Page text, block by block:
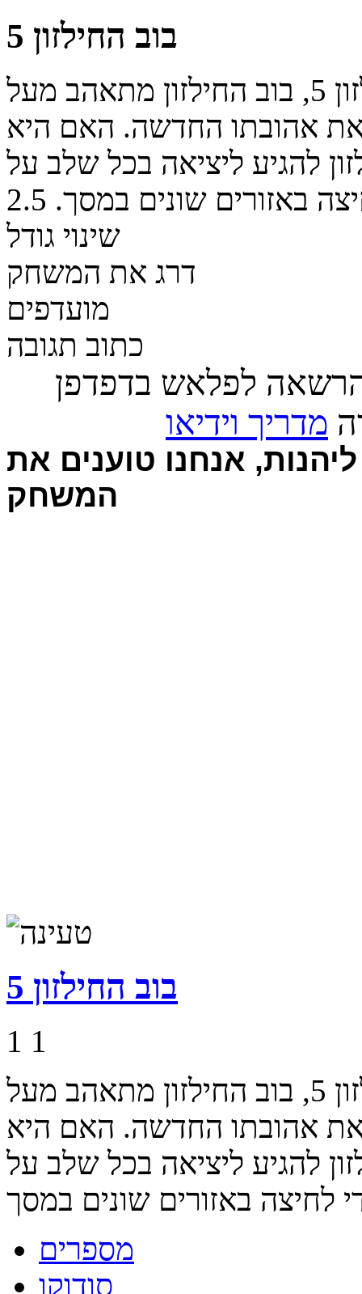
בוב החילזון 5
בהרפתקה החדשה של בוב החילזון 5, בוב החילזון מתאהב מעל
אהובתו החדשה. האם היא
להגיע ליציאה בכל שלב על
באזורים שונים במסך. 2.5
שינוי גודל
דרג את המשחק
מועדפים
כתוב תגובה
לפלאש בדפדפן
מדריך וידיאו
אנחנו טוענים את
המשחק
בוב החילזון 5
1 1
בהרפתקה החדשה של בוב החילזון 5, בוב החילזון מתאהב מעל
אהובתו החדשה. האם היא
להגיע ליציאה בכל שלב על
מספרים
סודוקו